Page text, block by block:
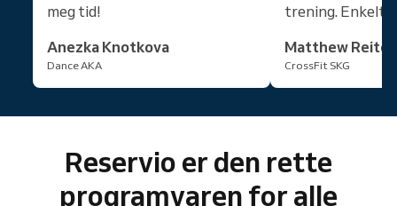
meg tid!
Anezka Knotkova
Dance AKA
trening. Enkelt
Matthew Reiter
CrossFit SKG
Reservio er den rette
programvaren for alle